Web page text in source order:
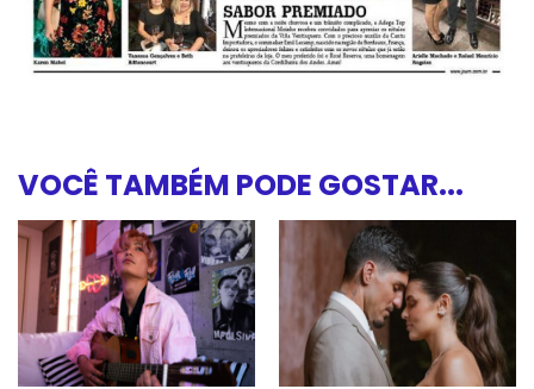
VOCÊ TAMBÉM PODE GOSTAR...